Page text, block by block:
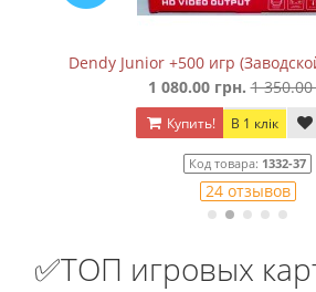
Dendy Junior +500 игр
1 080.00 грн. 1
Купить! В 1 клік
Код товара: 1332-37
24 отзывов
✅ТОП игровых